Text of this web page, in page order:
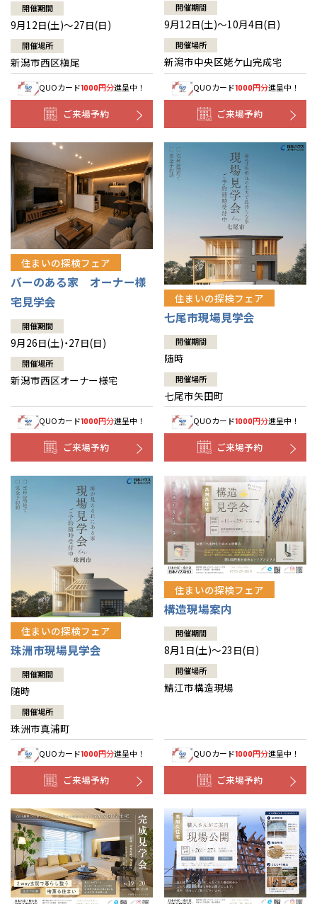
開催期間
9月12日(土)～27日(日)
開催場所
新潟市西区槇尾
QUOカード1000円分進呈中！
ご来場予約
開催期間
9月12日(土)～10月4日(日)
開催場所
新潟市中央区姥ケ山完成宅
QUOカード1000円分進呈中！
ご来場予約
住まいの探検フェア
バーのある家 オーナー様
宅見学会
開催期間
9月26日(土)・27日(日)
開催場所
新潟市西区オーナー様宅
QUOカード1000円分進呈中！
ご来場予約
住まいの探検フェア
七尾市現場見学会
開催期間
随時
開催場所
七尾市矢田町
QUOカード1000円分進呈中！
ご来場予約
住まいの探検フェア
珠洲市現場見学会
開催期間
随時
開催場所
珠洲市真浦町
QUOカード1000円分進呈中！
ご来場予約
住まいの探検フェア
構造現場案内
開催期間
8月1日(土)～23日(日)
開催場所
鯖江市構造現場
QUOカード1000円分進呈中！
ご来場予約